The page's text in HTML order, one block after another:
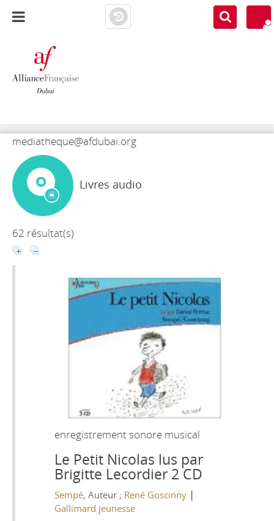
mediatheque@afdubai.org
Livres audio
62 résultat(s)
enregistrement sonore musical
Le Petit Nicolas lus par
Brigitte Lecordier 2 CD
Sempé, Auteur ; René Goscinny |
Gallimard jeunesse